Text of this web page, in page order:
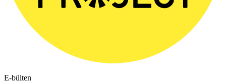
E-bülten